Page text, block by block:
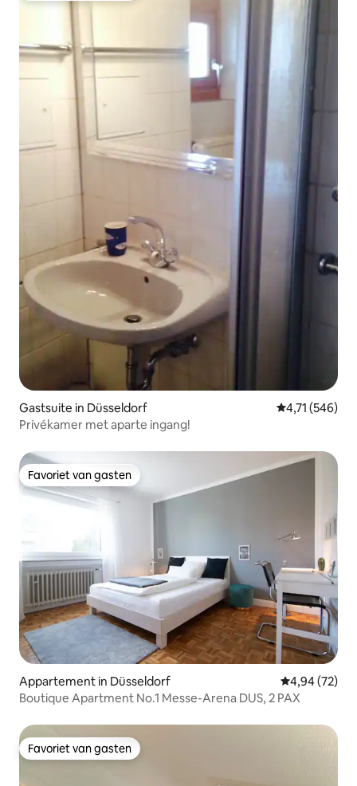
Gastsuite in Düsseldorf Gemiddelde
4,71 (546)
Privékamer met aparte ingang!
Favoriet van gasten
Favoriet van gasten
Appartement in Düsseldorf Gemiddelde
4,94 (72)
Boutique Apartment No.1 Messe-Arena DUS, 2 PAX
Favoriet van gasten
Favoriet van gasten